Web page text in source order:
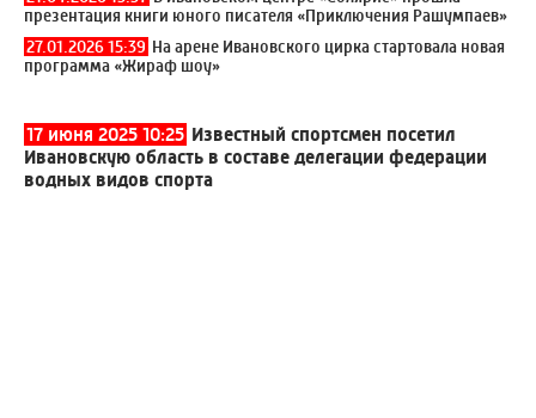
презентация книги юного писателя «Приключения Рашумпаев»
27.01.2026 15:39 На арене Ивановского цирка стартовала новая
программа «Жираф шоу»
17 июня 2025 10:25 Известный спортсмен посетил
Ивановскую область в составе делегации федерации
водных видов спорта